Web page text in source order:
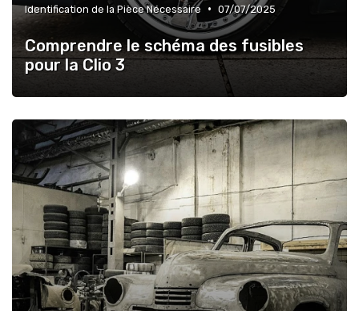
Identification de la Pièce Nécessaire • 07/07/2025
Comprendre le schéma des fusibles
pour la Clio 3